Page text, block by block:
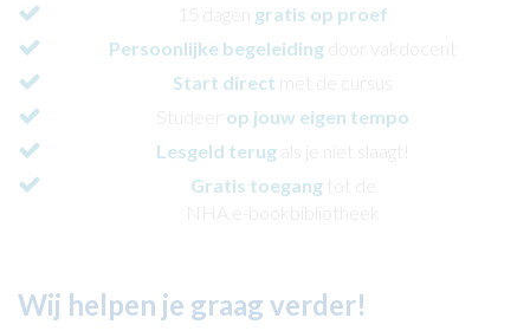
15 dagen gratis op proef
Persoonlijke begeleiding door vakdocent
Start direct met de cursus
Studeer op jouw eigen tempo
Lesgeld terug als je niet slaagt!
Gratis toegangtot de
NHA e-bookbibliotheek
Wij helpen je graag verder!